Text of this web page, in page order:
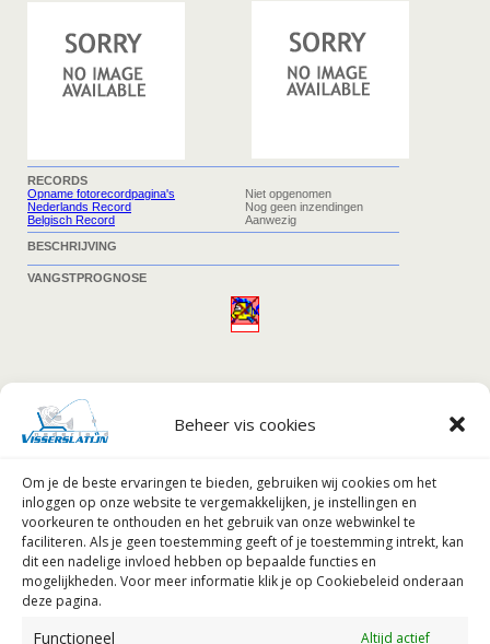
Beheer vis cookies
Om je de beste ervaringen te bieden, gebruiken wij cookies om het
inloggen op onze website te vergemakkelijken, je instellingen en
voorkeuren te onthouden en het gebruik van onze webwinkel te
faciliteren. Als je geen toestemming geeft of je toestemming intrekt, kan
dit een nadelige invloed hebben op bepaalde functies en
mogelijkheden. Voor meer informatie klik je op Cookiebeleid onderaan
deze pagina.
Functioneel Altijd actief